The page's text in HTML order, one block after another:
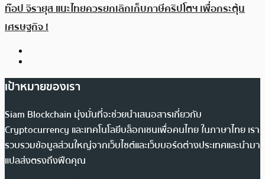
ท๊อป จิรายุส แนะไทยควรยกเลิกเก็บภาษีคริปโตฯ เพื่อกระตุ้น
เศรษฐกิจ !
เป้าหมายของเรา
Siam Blockchain มุ่งมั่นที่จะช่วยนำเสนอสารเกี่ยวกับ
Cryptocurrency และเทคโนโลยีบล็อกเชนเพื่อคนไทย ในภาษาไทย เรา
รวบรวมข้อมูลส่วนใหญ่จากเว็บไซต์และเว็บบอร์ดต่างประเทศและนำมา
แปลส่งตรงถึงฟีดคุณ